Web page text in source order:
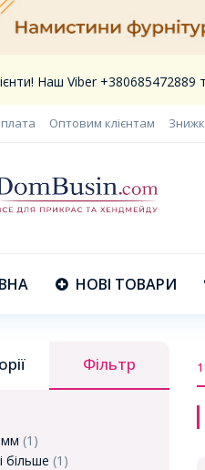
Наш Viber +380685472889
Оптовим клієнтам
НОВІ ТОВАРИ
Фільтр
(1)
більше (1)